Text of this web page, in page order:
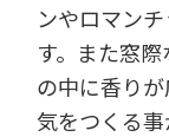
ンやロマン
す。また窓
の中に香り
気をつくる事